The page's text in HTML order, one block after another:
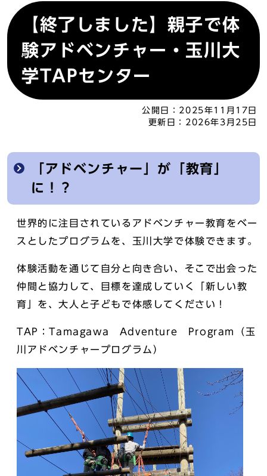
【終了しました】親子で体
験アドベンチャー・玉川大
学TAPセンター
公開日： 2025年11月17日
更新日： 2026年3月25日
「アドベンチャー」が「教育」
に！？
世界的に注目されているアドベンチャー教育をベー
スとしたプログラムを、玉川大学で体験できます。
体験活動を通じて自分と向き合い、そこで出会った
仲間と協力して、目標を達成していく「新しい教
育」を、大人と子どもで体感してください！
TAP：Tamagawa Adventure Program（玉
川アドベンチャープログラム）